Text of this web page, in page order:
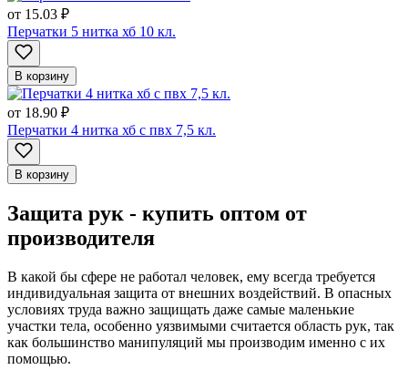
от 15.03 ₽
Перчатки 5 нитка хб 10 кл.
В корзину
от 18.90 ₽
Перчатки 4 нитка хб с пвх 7,5 кл.
В корзину
Защита рук - купить оптом от
производителя
В какой бы сфере не работал человек, ему всегда требуется
индивидуальная защита от внешних воздействий. В опасных
условиях труда важно защищать даже самые маленькие
участки тела, особенно уязвимыми считается область рук, так
как большинство манипуляций мы производим именно с их
помощью.